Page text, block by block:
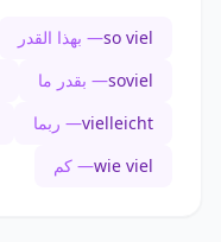
so viel— بهذا القدر
soviel— بقدر ما
vielleicht— ربما
wie viel— كم